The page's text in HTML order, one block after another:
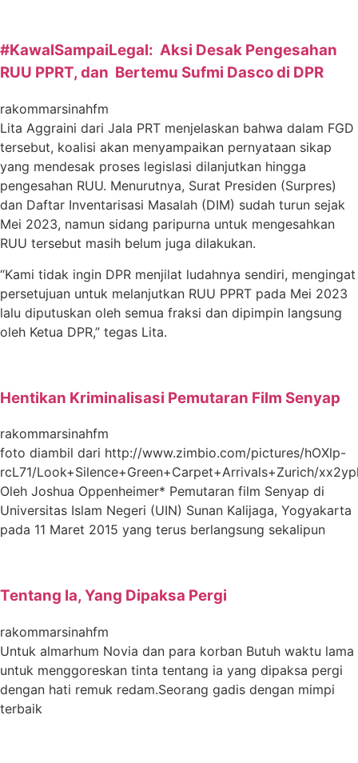
#KawalSampaiLegal: Aksi Desak Pengesahan
RUU PPRT, dan Bertemu Sufmi Dasco di DPR
rakommarsinahfm
Lita Aggraini dari Jala PRT menjelaskan bahwa dalam FGD
tersebut, koalisi akan menyampaikan pernyataan sikap
yang mendesak proses legislasi dilanjutkan hingga
pengesahan RUU. Menurutnya, Surat Presiden (Surpres)
dan Daftar Inventarisasi Masalah (DIM) sudah turun sejak
Mei 2023, namun sidang paripurna untuk mengesahkan
RUU tersebut masih belum juga dilakukan.
“Kami tidak ingin DPR menjilat ludahnya sendiri, mengingat
persetujuan untuk melanjutkan RUU PPRT pada Mei 2023
lalu diputuskan oleh semua fraksi dan dipimpin langsung
oleh Ketua DPR,” tegas Lita.
Hentikan Kriminalisasi Pemutaran Film Senyap
rakommarsinahfm
foto diambil dari http://www.zimbio.com/pictures/hOXlp-
rcL71/Look+Silence+Green+Carpet+Arrivals+Zurich/
Oleh Joshua Oppenheimer* Pemutaran film Senyap di
Universitas Islam Negeri (UIN) Sunan Kalijaga, Yogyakarta
pada 11 Maret 2015 yang terus berlangsung sekalipun
Tentang Ia, Yang Dipaksa Pergi
rakommarsinahfm
Untuk almarhum Novia dan para korban Butuh waktu lama
untuk menggoreskan tinta tentang ia yang dipaksa pergi
dengan hati remuk redam.Seorang gadis dengan mimpi
terbaik